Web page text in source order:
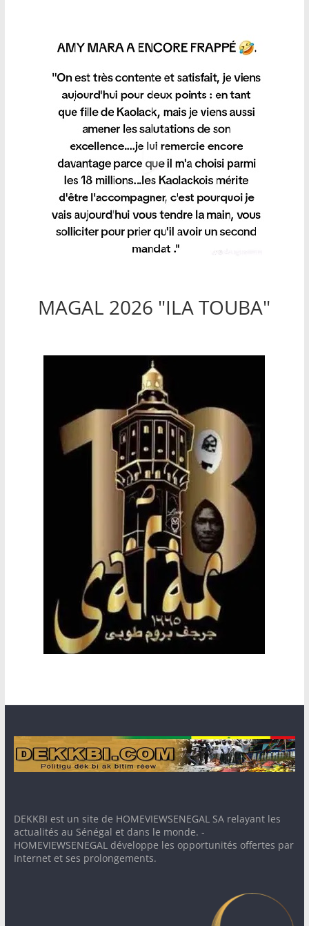
MAGAL 2026 "ILA TOUBA"
DEKKBI est un site de HOMEVIEWSENEGAL SA relayant les
actualités au Sénégal et dans le monde. -
HOMEVIEWSENEGAL développe les opportunités offertes par
Internet et ses prolongements.